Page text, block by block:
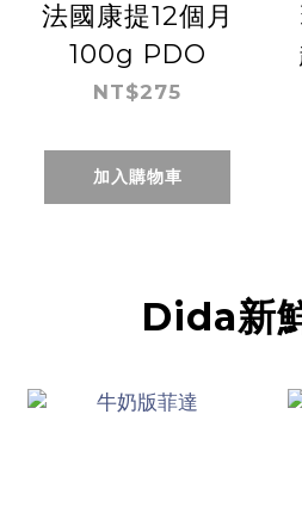
法國康提12個月
100g PDO
NT$275
加入購物車
Dida新